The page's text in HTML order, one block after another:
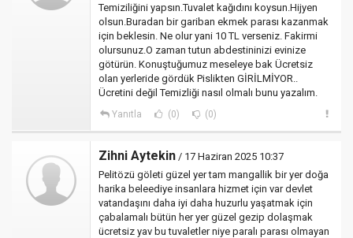
Temiziliğini yapsın.Tuvalet kağıdını koysun.Hijyen
olsun.Buradan bir gariban ekmek parası kazanmak
için beklesin. Ne olur yani 10 TL verseniz. Fakirmi
olursunuz.O zaman tutun abdestininizi evinize
götürün. Konuştuğumuz meseleye bak Ücretsiz
olan yerleride gördük Pislikten GİRİLMİYOR..
Ücretini değil Temizliği nasıl olmalı bunu yazalım.
Yanıtla (0) (0)
Zihni Aytekin / 17 Haziran 2025 10:37
Pelitözü göleti güzel yer tam mangallik bir yer doğa
harika beleediye insanlara hizmet için var devlet
vatandaşını daha iyi daha huzurlu yaşatmak için
çabalamalı bütün her yer güzel gezip dolaşmak
ücretsiz yav bu tuvaletler niye paralı parası olmayan